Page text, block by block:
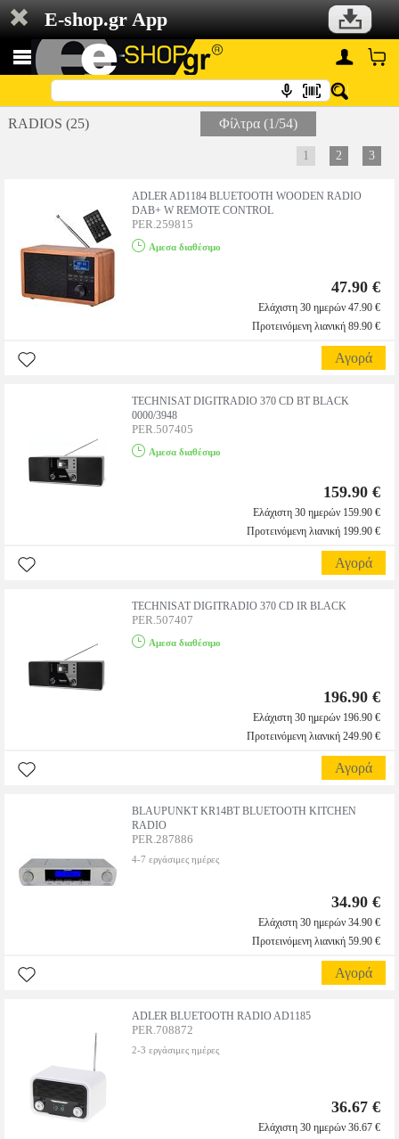
E-shop.gr App
RADIOS (25) Φίλτρα (1/54)
1 2 3
ADLER AD1184 BLUETOOTH WOODEN RADIO
DAB+ W REMOTE CONTROL
PER.259815
Αμεσα διαθέσιμο
47.90 €
Ελάχιστη 30 ημερών 47.90 €
Προτεινόμενη λιανική 89.90 €
Αγορά
TECHNISAT DIGITRADIO 370 CD BT BLACK
0000/3948
PER.507405
Αμεσα διαθέσιμο
159.90 €
Ελάχιστη 30 ημερών 159.90 €
Προτεινόμενη λιανική 199.90 €
Αγορά
TECHNISAT DIGITRADIO 370 CD IR BLACK
PER.507407
Αμεσα διαθέσιμο
196.90 €
Ελάχιστη 30 ημερών 196.90 €
Προτεινόμενη λιανική 249.90 €
Αγορά
BLAUPUNKT KR14BT BLUETOOTH KITCHEN
RADIO
PER.287886
4-7 εργάσιμες ημέρες
34.90 €
Ελάχιστη 30 ημερών 34.90 €
Προτεινόμενη λιανική 59.90 €
Αγορά
ADLER BLUETOOTH RADIO AD1185
PER.708872
2-3 εργάσιμες ημέρες
36.67 €
Ελάχιστη 30 ημερών 36.67 €